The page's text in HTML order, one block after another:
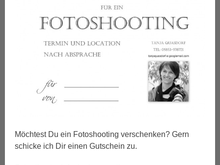
Möchtest Du ein Fotoshooting verschenken? Gern
schicke ich Dir einen Gutschein zu.